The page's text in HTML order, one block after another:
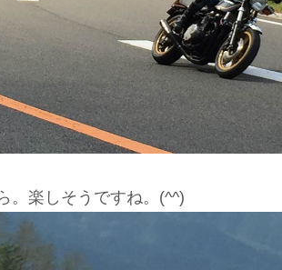
。楽しそうですね。(^^)